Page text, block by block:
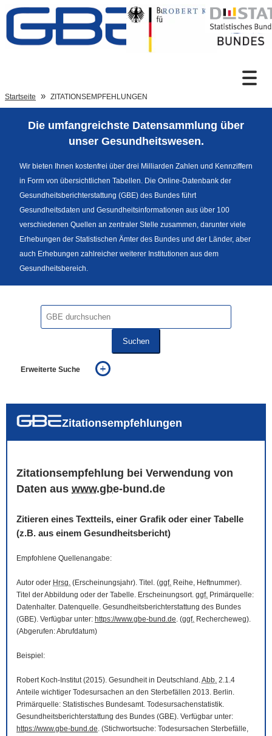
Zum Inhalt
Sprachumschaltung
Fußzeile
Startseite ZITATIONSEMPFEHLUNGEN
Die umfangreichste Datensammlung über
unser Gesundheitswesen.
Wir bieten Ihnen kostenfrei über drei Milliarden Zahlen und Kennziffern
in Form von übersichtlichen Tabellen. Die Online-Datenbank der
Gesundheitsberichterstattung (GBE) des Bundes führt
Gesundheitsdaten und Gesundheitsinformationen aus über 100
verschiedenen Quellen an zentraler Stelle zusammen, darunter viele
Erhebungen der Statistischen Ämter des Bundes und der Länder, aber
auch Erhebungen zahlreicher weiterer Institutionen aus dem
Gesundheitsbereich.
Suchen
Erweiterte Suche
auch in allen Texten suchen (Volltextsuche)
Zitationsempfehlungen
Zitationsempfehlung bei Verwendung von
Daten aus www.gbe-bund.de
Zitieren eines Textteils, einer Grafik oder einer Tabelle
(z.B. aus einem Gesundheitsbericht)
Empfohlene Quellenangabe:
Autor oder Hrsg. (Erscheinungsjahr). Titel. (ggf. Reihe, Heftnummer).
Titel der Abbildung oder der Tabelle. Erscheinungsort. ggf. Primärquelle:
Datenhalter. Datenquelle. Gesundheitsberichterstattung des Bundes
(GBE). Verfügbar unter: https://www.gbe-bund.de. (ggf. Rechercheweg).
(Abgerufen: Abrufdatum)
Beispiel:
Robert Koch-Institut (2015). Gesundheit in Deutschland.Abb. 2.1.4
Anteile wichtiger Todesursachen an den Sterbefällen 2013. Berlin.
Primärquelle: Statistisches Bundesamt. Todesursachenstatistik.
Gesundheitsberichterstattung des Bundes (GBE). Verfügbar unter:
https://www.gbe-bund.de. (Stichwortsuche: Todesursachen Sterbefälle,